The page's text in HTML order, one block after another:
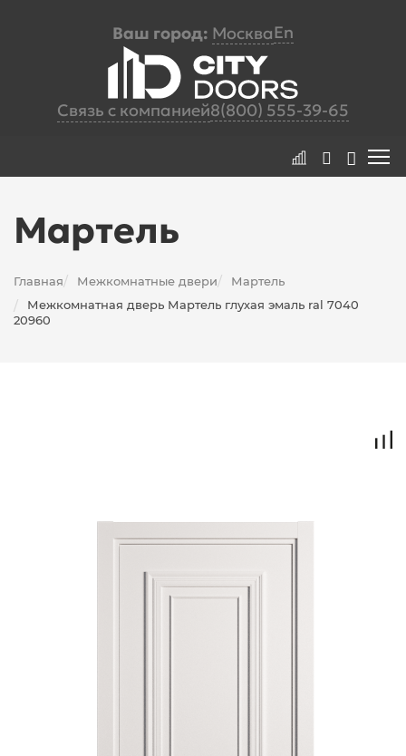
Ваш город: МоскваEn
Связь с компанией8(800) 555-39-65
Мартель
Главная/ Межкомнатные двери/ Мартель
/
Межкомнатная дверь Мартель глухая эмаль ral 7040
20960